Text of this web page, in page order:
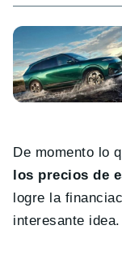
De momento lo
los precios de
logre la
interesante idea.